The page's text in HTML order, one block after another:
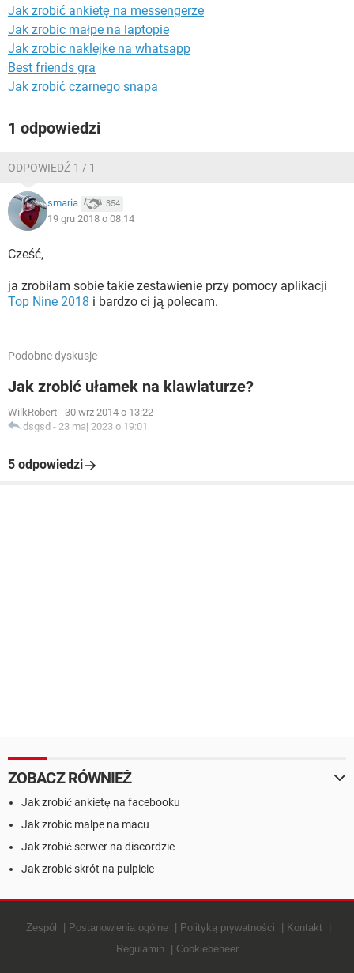
Jak zrobić ankietę na messengerze
Jak zrobic małpe na laptopie
Jak zrobic naklejke na whatsapp
Best friends gra
Jak zrobić czarnego snapa
1 odpowiedzi
ODPOWIEDŹ 1 / 1
smaria 354
19 gru 2018 o 08:14
Cześć,
ja zrobiłam sobie takie zestawienie przy pomocy aplikacji
Top Nine 2018 i bardzo ci ją polecam.
Podobne dyskusje
Jak zrobić ułamek na klawiaturze?
WilkRobert - 30 wrz 2014 o 13:22
dsgsd - 23 maj 2023 o 19:01
5 odpowiedzi
ZOBACZ RÓWNIEŻ
Jak zrobić ankietę na facebooku
Jak zrobic malpe na macu
Jak zrobić serwer na discordzie
Jak zrobić skrót na pulpicie
Zespół Postanowienia ogólne Polityką prywatności
Kontakt
Regulamin
Cookiebeheer